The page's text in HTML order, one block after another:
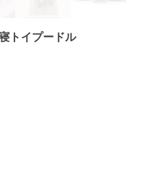
トイプードル